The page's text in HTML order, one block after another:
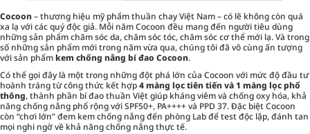
Cocoon – thương hiệu mỹ phẩm thuần chay Việt Nam – có lẽ không còn quá
xa lạ với các quý độc giả. Mỗi năm Cocoon đều mang đến người tiêu dùng
những sản phẩm chăm sóc da, chăm sóc tóc, chăm sóc cơ thể mới lạ. Và trong
số những sản phẩm mới trong năm vừa qua, chúng tôi đã vô cùng ấn tượng
với sản phẩmkem chống nắng bí đao Cocoon.
Có thể gọi đây là một trong những đột phá lớn của Cocoon với mức độ đầu tư
hoành tráng từ công thức kết hợp4 màng lọc tiên tiến và 1 màng lọc phổ
thông, thành phần bí đao thuần Việt giúp kháng viêm và chống oxy hóa, khả
năng chống nắng phổ rộng với SPF50+, PA++++ và PPD 37. Đặc biệt Cocoon
còn “chơi lớn” đem kem chống nắng đến phòng Lab để test độc lập, đánh tan
mọi nghi ngờ về khả năng chống nắng thực tế.